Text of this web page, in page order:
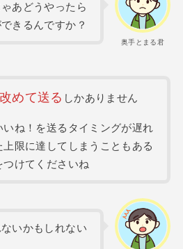
奥手とまる君
あどうやったら
きるんですか？
めて送る しかありません
いね！を送るタイミングが遅れ
上限に達してしまうこともある
つけてくださいね
いかもしれない